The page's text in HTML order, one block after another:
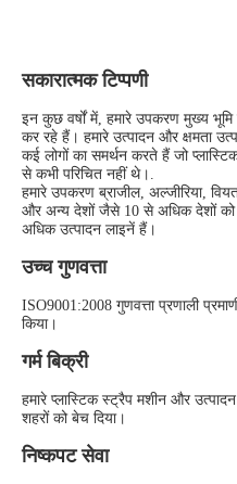
सकारात्मक टिप्पणी
इन कुछ वर्षों में, हमारे उपकरण मुख्य
कर रहे हैं। हमारे उत्पादन और क्षमता
कई लोगों का समर्थन करते हैं जो
से कभी परिचित नहीं थे।.
हमारे उपकरण ब्राजील, अल्जीरिया,
और अन्य देशों जैसे 10 से अधिक देशों को
अधिक उत्पादन लाइनें हैं।
उच्च गुणवत्ता
ISO9001:2008 गुणवत्ता प्रणाली
किया।
गर्म बिक्री
हमारे प्लास्टिक स्ट्रैप मशीन और
शहरों को बेच दिया।
निष्कपट सेवा